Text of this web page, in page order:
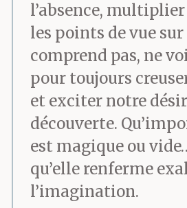
l’absence,
les points de vue sur
comprend pas, ne
pour toujours
et exciter notre
découverte.
est magique ou
qu’elle renferme
l’imagination.